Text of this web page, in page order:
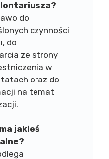
do
czynności
do
ze strony
w
oraz do
na temat
jakieś